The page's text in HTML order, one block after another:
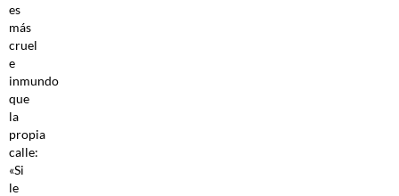
es
más
cruel
e
inmundo
que
la
propia
calle:
«Si
le